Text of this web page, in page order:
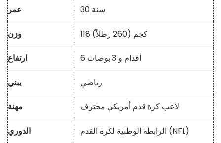
عمر 30 سنة
وزن 118 كجم (260 رطلاً)
ارتفاع 6 أقدام و 3 بوصات
يبني رياضي
مهنة لاعب كرة قدم أمريكي محترف
الدوري الرابطة الوطنية لكرة القدم (NFL)